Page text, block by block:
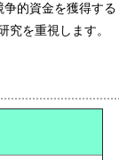
的資金を獲得する
を重視します。